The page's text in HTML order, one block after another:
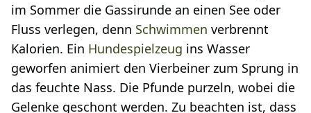
im Sommer die Gassirunde an einen See oder
Fluss verlegen, denn Schwimmen verbrennt
Kalorien. Ein Hundespielzeug ins Wasser
geworfen animiert den Vierbeiner zum Sprung in
das feuchte Nass. Die Pfunde purzeln, wobei die
Gelenke geschont werden. Zu beachten ist, dass